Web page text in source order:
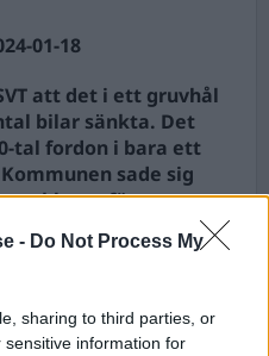
- Do Not Process My
sharing to third parties, or
information for
01-18
att det i ett gruvhål
bilar sänkta. Det
tal fordon i bara ett
sade sig
för att
att länsstyrelsen ska
bärgningen.
med båda händerna
någon av deras